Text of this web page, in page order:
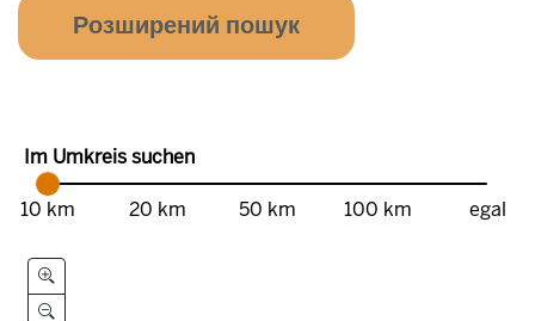
Im Umkreis suchen
10 km 20 km 50 km 100 km
egal